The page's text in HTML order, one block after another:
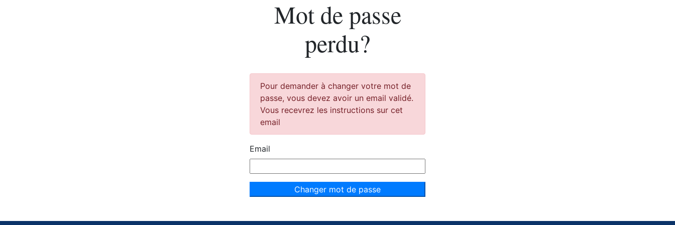
Mot de passe
perdu?
Pour demander à changer votre mot de
passe, vous devez avoir un email validé.
Vous recevrez les instructions sur cet
email
Email